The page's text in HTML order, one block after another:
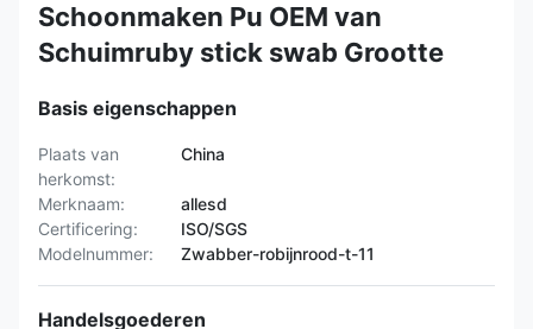
Schoonmaken Pu OEM van
Schuimruby stick swab Grootte
Basis eigenschappen
Plaats van
herkomst:
China
Merknaam:
allesd
Certificering:
ISO/SGS
Modelnummer:
Zwabber-robijnrood-t-11
Handelsgoederen